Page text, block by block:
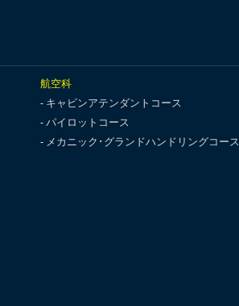
航空科
キャビンアテンダントコース
パイロットコース
メカニック･グランドハンドリングコース